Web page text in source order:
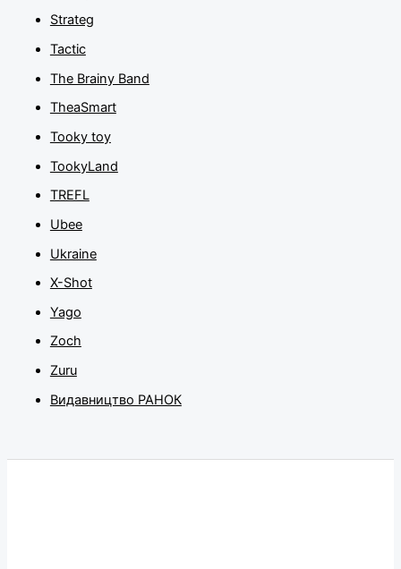
Strateg
Tactic
The Brainy Band
TheaSmart
Tooky toy
TookyLand
TREFL
Ubee
Ukraine
X-Shot
Yago
Zoch
Zuru
Видавництво РАНОК